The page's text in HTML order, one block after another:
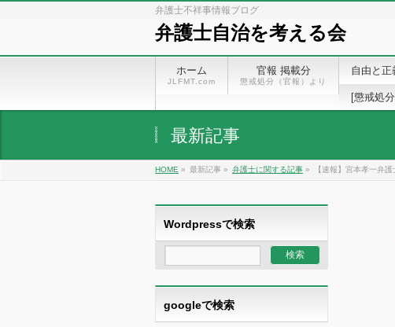
弁護士不祥事情報ブログ
弁護士自治を考える会
ホーム
JLFMT.com
官報 掲載分
懲戒処分（官報）より
自由と正
[懲戒処
最新記事
HOME » 最新記事 » 弁護士に関する記事 » 【速報】宮本孝一弁
Wordpressで検索
googleで検索